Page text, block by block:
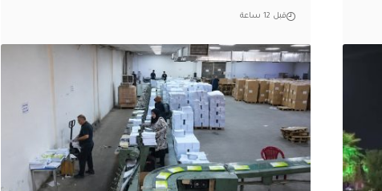
قبل 12 ساعة